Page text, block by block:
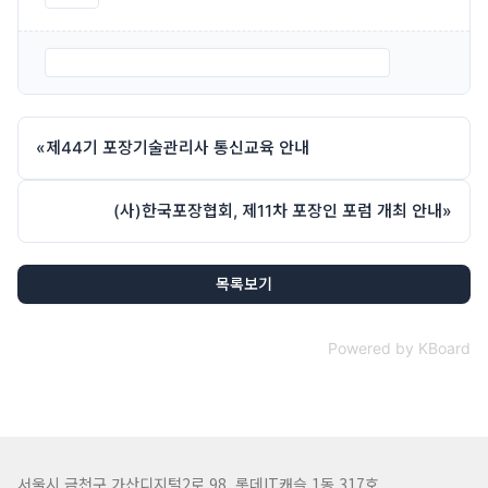
«제44기 포장기술관리사 통신교육 안내
(사)한국포장협회, 제11차 포장인 포럼 개최 안내»
목록보기
Powered by KBoard
서울시 금천구 가산디지털2로 98, 롯데IT캐슬 1동 317호